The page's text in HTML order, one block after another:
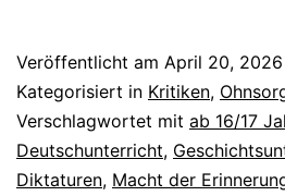
Veröffentlicht am April 20, 2026
Kategorisiert in Kritiken,
Verschlagwortet mit ab 16/17
Deutschunterricht,
Diktaturen, Macht der